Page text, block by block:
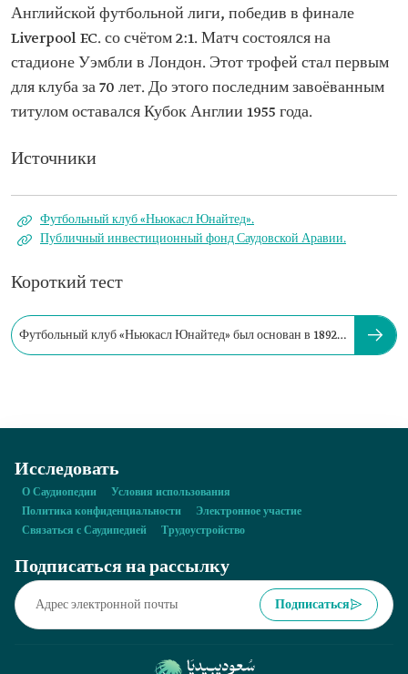
Английской футбольной лиги, победив в финале
Liverpool F.C. со счётом 2:1. Матч состоялся на
стадионе Уэмбли в Лондон. Этот трофей стал первым
для клуба за 70 лет. До этого последним завоёванным
титулом оставался Кубок Англии 1955 года.
Источники
Футбольный клуб «Ньюкасл Юнайтед».
Публичный инвестиционный фонд Саудовской Аравии.
Короткий тест
Футбольный клуб «Ньюкасл Юнайтед» был основан в 1892
Исследовать
О Саудиопедии
Условия использования
Политика конфиденциальности
Электронное участие
Связаться с Саудипедией
Трудоустройство
Подписаться на рассылку
Подписаться